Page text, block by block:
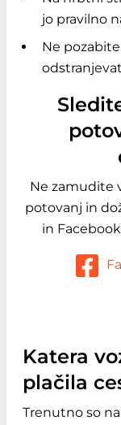
jo pravilno
Ne
Ne zamudite
potovanj in
in
Katera
plačila
Trenutno so